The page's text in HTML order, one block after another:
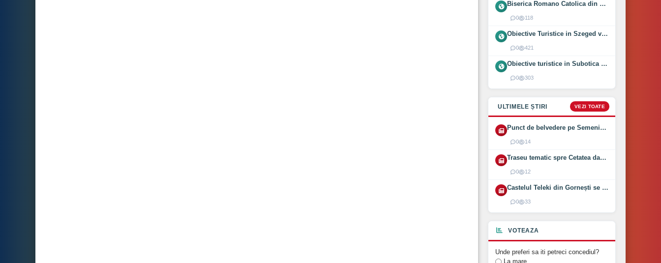
Biserica Romano Catolica din Óföldeák, Ungaria (2025)
0 118
Obiective Turistice in Szeged vizitate intr-o zi (2024)
0 421
Obiective turistice in Subotica vizitate intr-o zi (2024)
0 303
ULTIMELE ȘTIRI VEZI TOATE
Punct de belvedere pe Semenic inaugurat pe 1 August 2026
0 14
Traseu tematic spre Cetatea dacică Bănița deschis (2026)
0 12
Castelul Teleki din Gornești se redeschide pe 1 august 2026
0 33
VOTEAZA
Unde preferi sa iti petreci concediul?
La mare